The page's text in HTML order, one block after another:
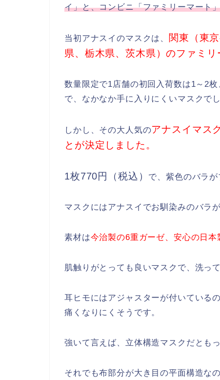
イ」と、コンビニ「ファミリーマート
当初アナスイのマスクは、
関東（東
県、栃木県、茨木県）のファミリ
数量限定で1店舗の初回入荷数は1～2
で、なかなか手に入りにくいマスクでし
しかし、その大人気のアナスイマス
とが決定しました。
1枚770円（税込） で、紫色のバラが
マスクにはアナスイでお馴染みのバラ
素材は今治製の6重ガーゼ、安心の日本
肌触りがとっても良いマスクで、洗っ
耳ヒモにはアジャスターが付いている
痛くなりにくそうです。
強いて言えば、立体構造マスクだとも
それでも布部分が大き目の平面構造な